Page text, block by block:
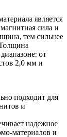
является
сила и
тем сильнее
от
2,0 мм и
подходит для
и
надежное
материалов и